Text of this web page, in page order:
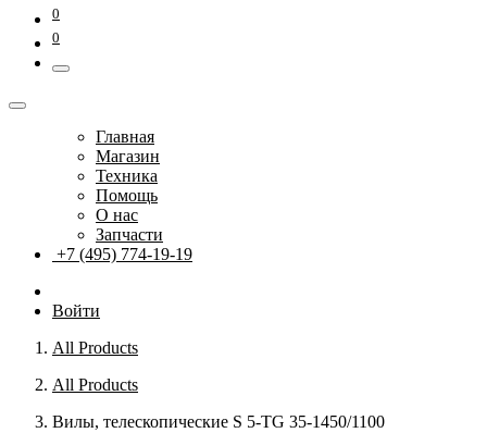
0
0
Главная
Магазин
Техника
Помощь
О нас
Запчасти
+7 (495) 774-19-19
Войти
All Products
All Products
Вилы, телескопические S 5-TG 35-1450/1100